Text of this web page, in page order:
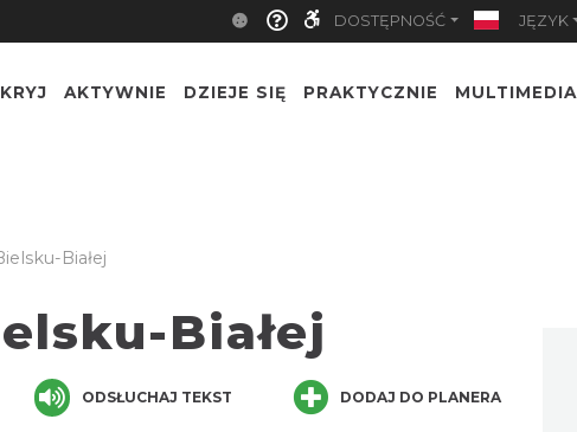
DOSTĘPNOŚĆ JĘZYK
AKTYWNIE DZIEJE SIĘ PRAKTYCZNIE MULTIMEDIA
Białej
Białej
ODSŁUCHAJ TEKST DODAJ DO PLANERA